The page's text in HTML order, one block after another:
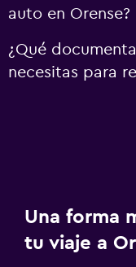
auto en Orense?
¿Qué
necesitas para
Una forma
tu viaje a